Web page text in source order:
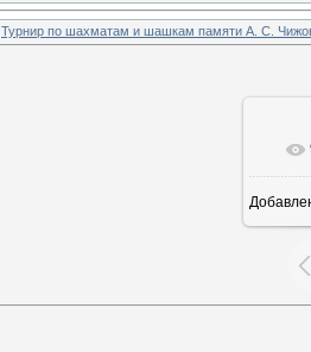
Турнир по шахматам и шашкам памяти А. С.